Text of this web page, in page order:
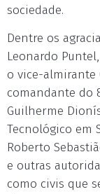
sociedade.
Dentre os
Leonardo
o vice-almirante
comandante do
Guilherme
Tecnológico em
Roberto
e outras
como civis que